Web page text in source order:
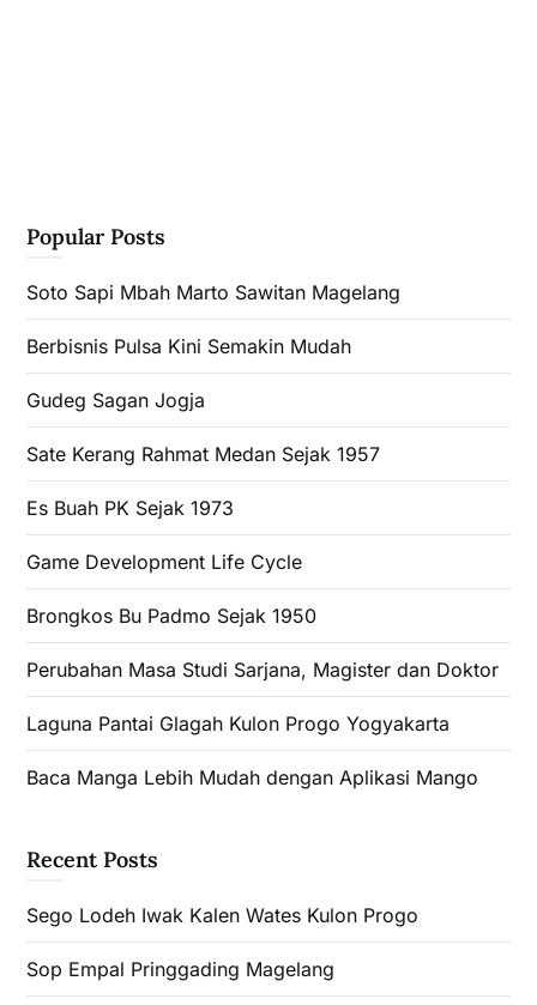
Popular Posts
Soto Sapi Mbah Marto Sawitan Magelang
Berbisnis Pulsa Kini Semakin Mudah
Gudeg Sagan Jogja
Sate Kerang Rahmat Medan Sejak 1957
Es Buah PK Sejak 1973
Game Development Life Cycle
Brongkos Bu Padmo Sejak 1950
Perubahan Masa Studi Sarjana, Magister dan Doktor
Laguna Pantai Glagah Kulon Progo Yogyakarta
Baca Manga Lebih Mudah dengan Aplikasi Mango
Recent Posts
Sego Lodeh Iwak Kalen Wates Kulon Progo
Sop Empal Pringgading Magelang